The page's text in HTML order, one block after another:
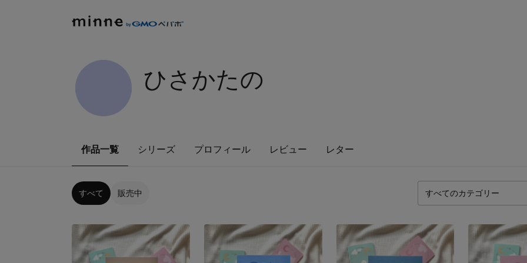
ひさかたの
作品一覧 シリーズ プロフィール レビュー レター
すべて 販売中